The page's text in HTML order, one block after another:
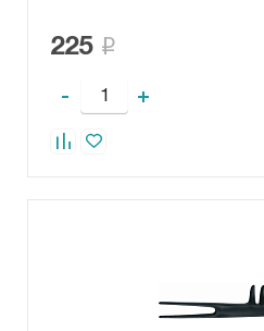
225
- +